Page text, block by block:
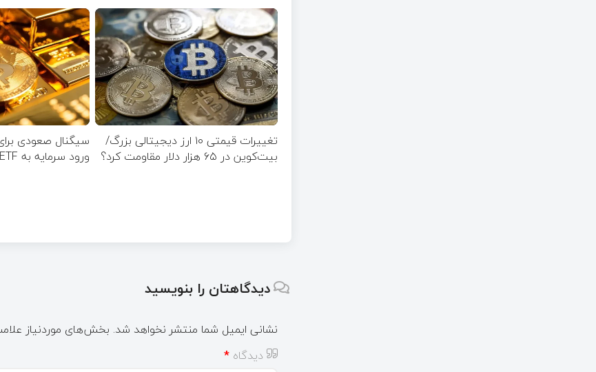
تغییرات قیمتی ۱۰ ارز دیجیتالی بزرگ/
بیت‌کوین در ۶۵ هزار دلار مقاومت کرد؟
سیگنال صعودی
ورود سرمایه به ETFها شکست
دیدگاهتان را بنویسید
نشانی ایمیل شما منتشر نخواهد شد. بخش‌های موردنیاز
دیدگاه *